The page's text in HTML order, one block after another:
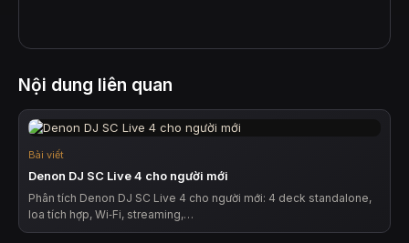
Nội dung liên quan
Bài viết
Denon DJ SC Live 4 cho người mới
Phân tích Denon DJ SC Live 4 cho người mới: 4 deck standalone,
loa tích hợp, Wi‑Fi, streaming,…